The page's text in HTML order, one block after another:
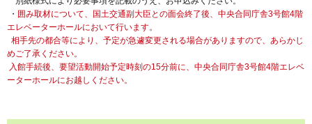
・ 囲み取材について、国土交通副大臣との面会終了後、中央合同庁舎3号館4階
エレベーターホールにおいて行います。
相手先の都合等により、予定が急遽変更される場合がありますので、あらかじ
めご了承ください。
入館手続後、要望活動開始予定時刻の15分前に、中央合同庁舎3号館4階エレベ
ーターホールにお越しください。